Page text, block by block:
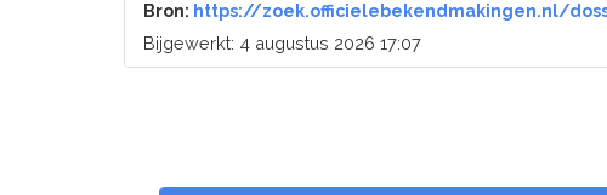
Bron: https://zoek.officielebekendmakingen.nl/
Bijgewerkt: 4 augustus 2026 17:07